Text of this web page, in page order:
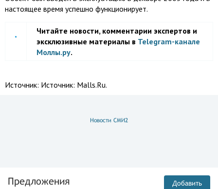
настоящее время успешно функционирует.
Читайте новости, комментарии экспертов и
эксклюзивные материалы в Telegram-канале
Моллы.ру.
Источник: Источник: Malls.Ru.
Новости СМИ2
Предложения Добавить